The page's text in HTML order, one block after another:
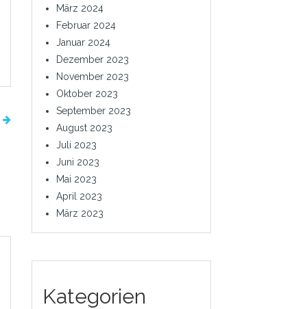
März 2024
Februar 2024
Januar 2024
Dezember 2023
November 2023
Oktober 2023
September 2023
August 2023
Juli 2023
Juni 2023
Mai 2023
April 2023
März 2023
Kategorien